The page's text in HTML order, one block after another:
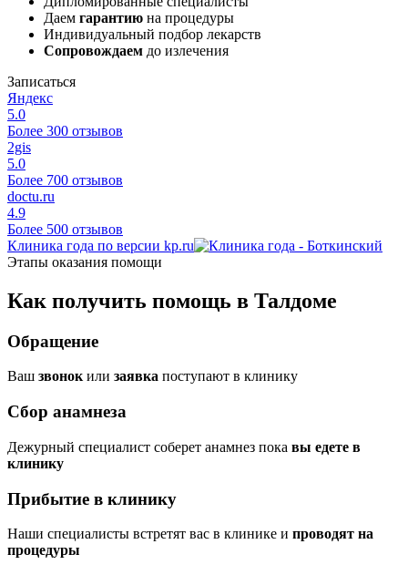
Даем гарантию на процедуры
Индивидуальный подбор лекарств
Сопровождаем до излечения
Записаться
Яндекс
5.0
Более 300 отзывов
2gis
5.0
Более 700 отзывов
doctu.ru
4.9
Более 500 отзывов
Клиника года по версии kp.ru
Этапы оказания помощи
Как получить помощь в Талдоме
Обращение
Ваш звонокили заявка поступают в клинику
Сбор анамнеза
Дежурный специалист соберет анамнез пока вы едете в
клинику
Прибытие в клинику
Наши специалисты встретят вас в клинике и проводят на
процедуры